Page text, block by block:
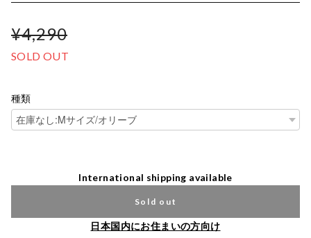
¥4,290
SOLD OUT
種類
International shipping available
Sold out
日本国内にお住まいの方向け